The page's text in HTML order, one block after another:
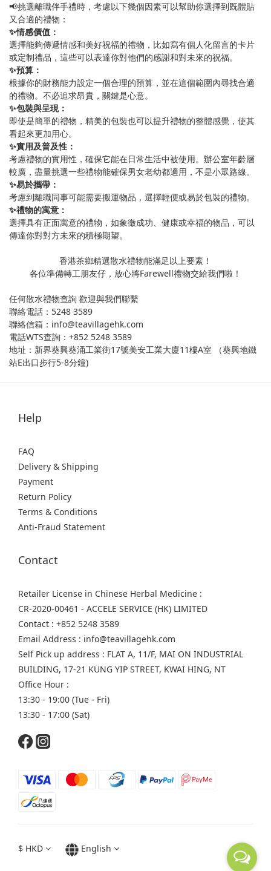
📢挑選離職伴手禮時，考慮以下幾個因素可以幫助你選擇到既體貼
又合適的禮物：
✨情感價值：
選擇能夠傳遞情感和美好祝福的禮物，比如寫有個人化留言的卡片
或定制禮品，這些可以表達你對他們的感謝和對未來的祝福。
✨預算：
根據你的財務能力設定一個合理的預算，並在這個範圍內尋找合適
的禮物。不必追求昂貴，關鍵是心意。
✨包裝與呈現：
即使是簡單的禮物，精美的包裝也可以提升禮物的整體感覺，使其
看起來更加用心。
✨實用及普及性：
考慮禮物的實用性，確保它能在日常生活中被使用。辦公室年齡層
較廣，盡量挑選一些禮物能確保男女老幼都適用，不是小眾路線。
✨易於攜帶：
考慮到離職同事可能需要搬運物品，選擇輕便或易於包裝的禮物。
✨禮物的寓意：
選擇具有正面寓意的禮物，如象徵成功、健康或幸福的物品，可以
傳達你對對方未來的積極期望。
香港茶鄉精選散水禮物能滿足以上要素！
各位準備轉工朋友仔，放心將Farewell禮物交給我們啦！
任何散水禮物查詢 歡迎與我們聯繫
聯絡電話：5248 3589
聯絡信箱：info@teavillagehk.com
電話WTS查詢：+852 5248 3589
地址：新界葵興葵涌工業街17號美安工業大廈11樓A室 （葵興地鐵
站E出口步行5-8分鐘)
Help
FAQ
Delivery & Shipping
Payment
Return Policy
Terms & Conditions
Anti-Fraud Statement
Contact
Retailer License in Chinese Herbal Medicine :
CR-2020-00461 - ACCELE SERVICE (HK) LIMITED
Contact : +852 5248 3589
Email Address : info@teavillagehk.com
Self Pick up address : FLAT A, 11/F, MAI ON INDUSTRIAL
BUILDING, 17-21 KUNG YIP STREET, KWAI HING, NT
Office Hour :
13:30 - 19:00 (Tue - Fri)
13:30 - 17:00 (Sat)
$ HKD English